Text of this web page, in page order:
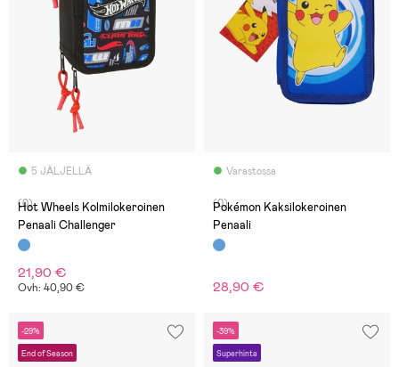
5 JÄLJELLÄ
(0)
Hot Wheels Kolmilokeroinen
Penaali Challenger
21,90 €
Ovh: 40,90 €
Varastossa
(0)
Pokémon Kaksilokeroinen
Penaali
28,90 €
-29%
End of Season
-39%
Superhinta